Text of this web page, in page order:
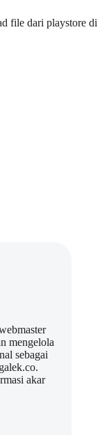
file dari playstore di
mengelola
sebagai
akar